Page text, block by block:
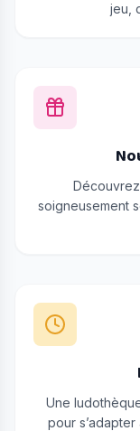
jeu,
soigneusement
Une
pour